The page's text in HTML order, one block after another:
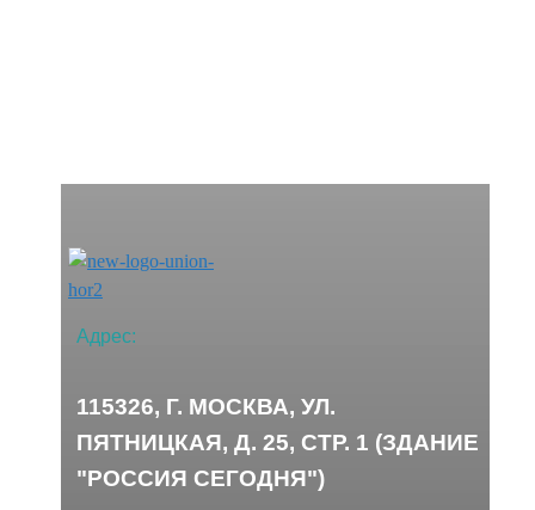
Адрес:
115326, Г. МОСКВА, УЛ.
ПЯТНИЦКАЯ, Д. 25, СТР. 1 (ЗДАНИЕ
"РОССИЯ СЕГОДНЯ")